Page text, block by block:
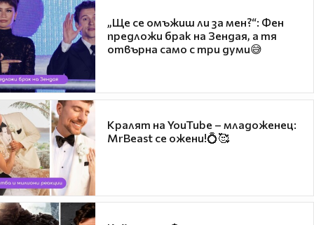
„Ще се омъжиш ли за мен?“: Фен
предложи брак на Зендая, а тя
отвърна само с три думи😅
Кралят на YouTube – младоженец:
MrBeast се ожени!💍🥰